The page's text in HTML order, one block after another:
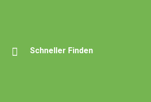
 Schneller Finden